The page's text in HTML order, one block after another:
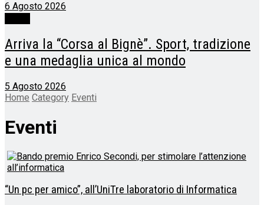
6 Agosto 2026
Arriva la “Corsa al Bignè”. Sport, tradizione
e una medaglia unica al mondo
5 Agosto 2026
Home Category Eventi
Eventi
“Un pc per amico”, all’UniTre laboratorio di Informatica